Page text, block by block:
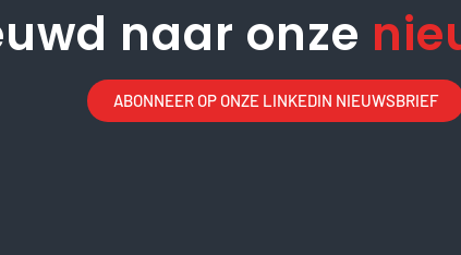
naar onze
ABONNEER OP ONZE LINKEDIN NIEUWSBRIEF